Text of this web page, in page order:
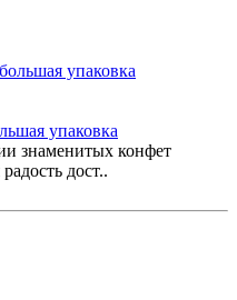
упаковка
знаменитых конфет
дост..